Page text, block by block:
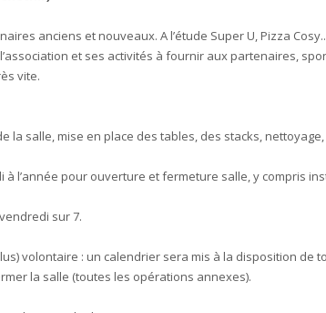
anciens et nouveaux. A l’étude Super U, Pizza
et ses activités à fournir aux partenaires,
vite.
la salle, mise en place des tables, des stacks,
l’année pour ouverture et fermeture salle, y compris
sur 7.
volontaire : un calendrier sera mis à la disposition de
la salle (toutes les opérations annexes).